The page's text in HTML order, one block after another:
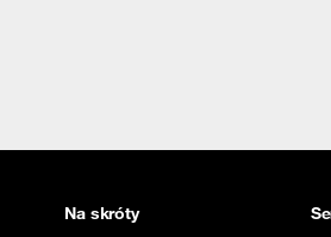
Na skróty